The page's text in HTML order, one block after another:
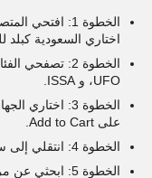
الخطوة 1:
اختاري السعودية كبلد
UFO، و ISSA.
الخطوة 3:
على Add to Cart.
الخطوة 4: انتقلي إلى سلة المشتريات وراجعي المنتج والسعر النهائي.
الخطوة 5: ابحثي عن مربع Discount Code أو الرمز الترويجي.